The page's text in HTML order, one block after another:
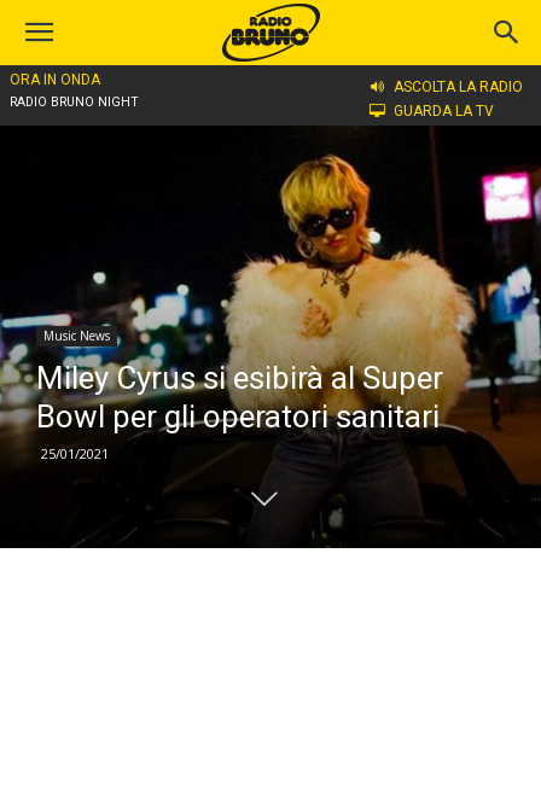
ORA IN ONDA
RADIO BRUNO NIGHT
ASCOLTA LA RADIO
GUARDA LA TV
Home
Music News
Miley Cyrus si esibirà al Super
Bowl per gli operatori sanitari
25/01/2021